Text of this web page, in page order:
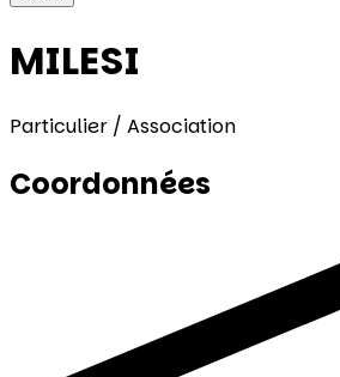
MILESI
Particulier / Association
Coordonnées